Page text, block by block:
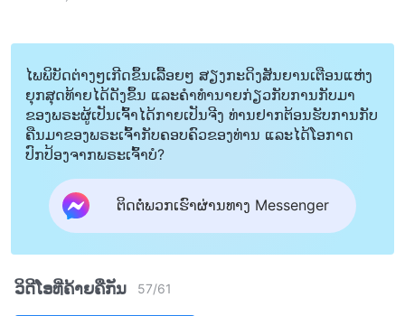
ໄພພິບັດຕ່າງໆເກີດຂຶ້ນເລື້ອຍໆ ສຽງກະດິງສັນຍານເຕືອນແຫ່ງ
ຍຸກສຸດທ້າຍໄດ້ດັງຂຶ້ນ ແລະຄໍາທໍານາຍກ່ຽວກັບການກັບມາ
ຂອງພຣະຜູ້ເປັນເຈົ້າໄດ້ກາຍເປັນຈີງ ທ່ານຢາກຕ້ອນຮັບການກັບ
ຄືນມາຂອງພຣະເຈົ້າກັບຄອບຄົວຂອງທ່ານ ແລະໄດ້ໂອກາດ
ປົກປ້ອງຈາກພຣະເຈົ້າບໍ?
ຕິດຕໍ່ພວກເຮົາຜ່ານທາງ Messenger
ວິດີໂອທີ່ຄ້າຍຄືກັນ 57/61